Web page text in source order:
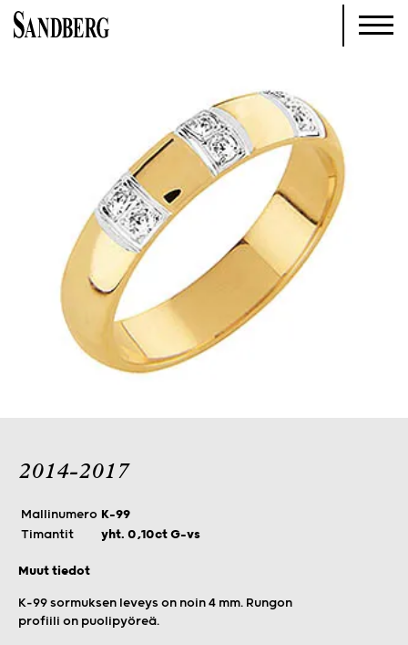
2014-2017
Mallinumero K-99
Timantit
yht. 0,10ct G-vs
Muut tiedot
K-99 sormuksen leveys on noin 4 mm. Rungon
profiili on puolipyöreä.